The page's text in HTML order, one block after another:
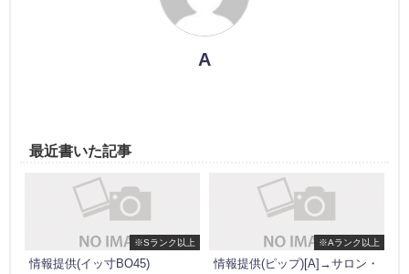
A
最近書いた記事
※Sランク以上
情報提供(イッ寸BO45)
※Aランク以上
情報提供(ピップ)[A]→サロン・